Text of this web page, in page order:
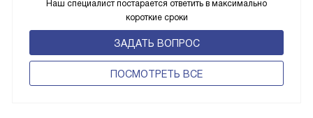
Наш специалист постарается ответить в максимально
короткие сроки
ЗАДАТЬ ВОПРОС
ПОCМОТРЕТЬ ВСЕ